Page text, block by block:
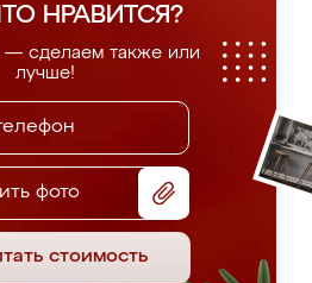
НРАВИТСЯ?
— сделаем также или
лучше!
фото
стоимость